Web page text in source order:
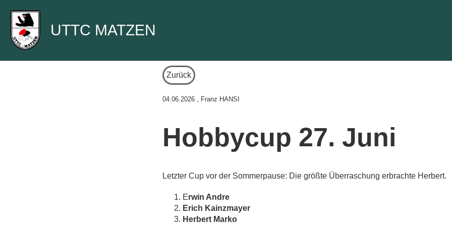
UTTC MATZEN
Zurück
04.06.2026, Franz HANSI
Hobbycup 27. Juni
Letzter Cup vor der Sommerpause: Die größte Überraschung erbrachte Herbert.
Erwin Andre
Erich Kainzmayer
Herbert Marko